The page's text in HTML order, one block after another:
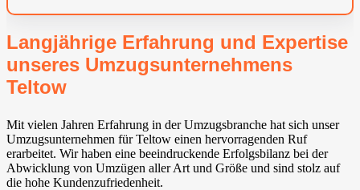
Langjährige Erfahrung und Expertise
unseres Umzugsunternehmens
Teltow
Mit vielen Jahren Erfahrung in der Umzugsbranche hat sich unser
Umzugsunternehmen für Teltow einen hervorragenden Ruf
erarbeitet. Wir haben eine beeindruckende Erfolgsbilanz bei der
Abwicklung von Umzügen aller Art und Größe und sind stolz auf
die hohe Kundenzufriedenheit.